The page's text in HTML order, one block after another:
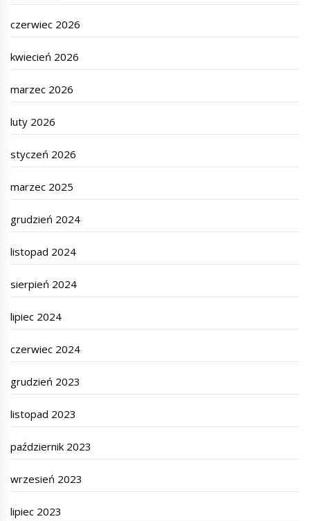
czerwiec 2026
kwiecień 2026
marzec 2026
luty 2026
styczeń 2026
marzec 2025
grudzień 2024
listopad 2024
sierpień 2024
lipiec 2024
czerwiec 2024
grudzień 2023
listopad 2023
październik 2023
wrzesień 2023
lipiec 2023